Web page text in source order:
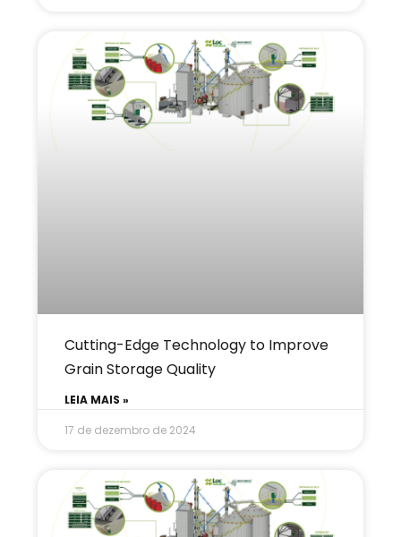
Cutting-Edge Technology to Improve
Grain Storage Quality
LEIA MAIS »
17 de dezembro de 2024